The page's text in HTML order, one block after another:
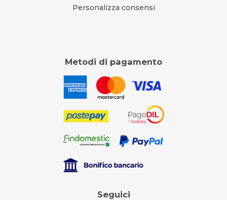
Personalizza consensi
Metodi di pagamento
Seguici